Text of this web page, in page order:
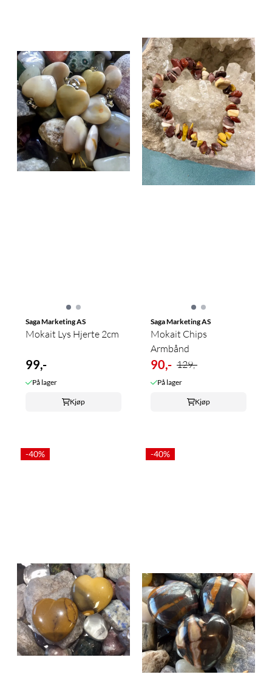
Saga Marketing AS
Mokait Lys Hjerte 2cm
99,-
På lager
Kjøp
Saga Marketing AS
Mokait Chips
Armbånd
90,- 129,-
På lager
Kjøp
-40% -40%